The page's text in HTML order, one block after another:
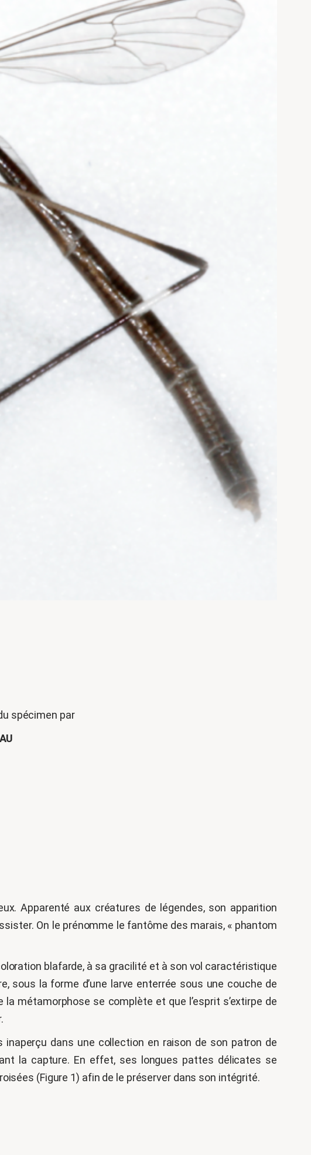
spécimen par
Apparenté aux créatures de légendes, son apparition
On le prénomme le fantôme des marais, « phantom
blafarde, à sa gracilité et à son vol caractéristique
sous la forme d’une larve enterrée sous une couche de
métamorphose se complète et que l’esprit s’extirpe de
dans une collection en raison de son patron de
la capture. En effet, ses longues pattes délicates se
(Figure 1) afin de le préserver dans son intégrité.